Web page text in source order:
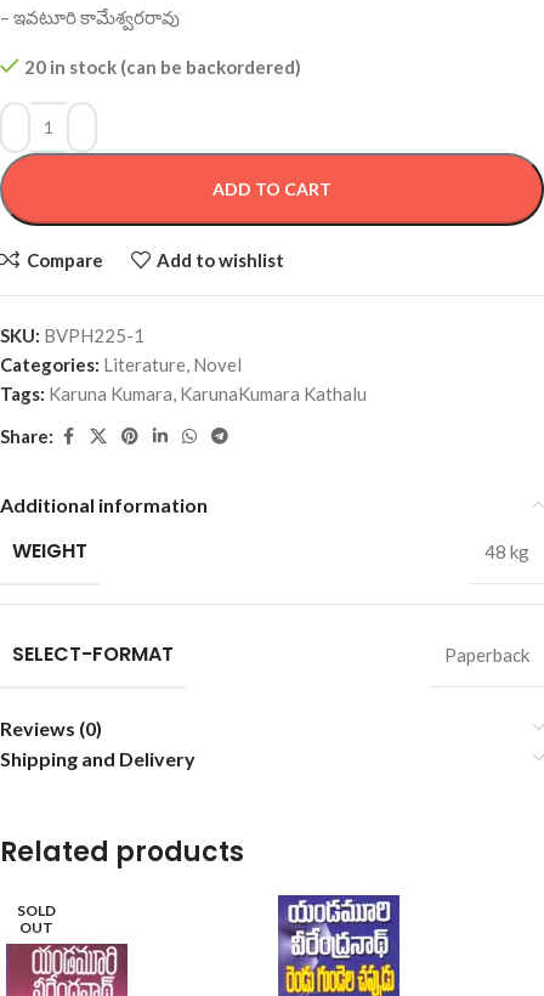
– ఇవటూరి కామేశ్వరరావు
20 in stock (can be backordered)
ADD TO CART
Compare Add to wishlist
SKU: BVPH225-1
Categories: Literature, Novel
Tags: Karuna Kumara, KarunaKumara Kathalu
Share:
Additional information
WEIGHT 48 kg
SELECT-FORMAT Paperback
Reviews (0)
Shipping and Delivery
Related products
SOLD
OUT